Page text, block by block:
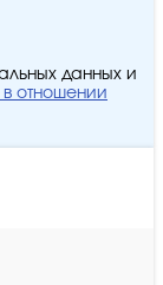
данных и
в отношении